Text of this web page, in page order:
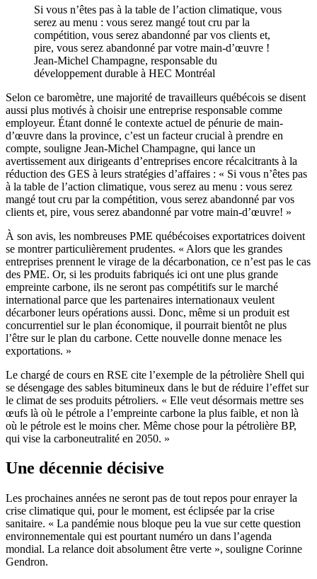
Si vous n’êtes pas à la table de l’action climatique, vous
serez au menu : vous serez mangé tout cru par la
compétition, vous serez abandonné par vos clients et,
pire, vous serez abandonné par votre main-d’œuvre !
Jean-Michel Champagne, responsable du
développement durable à HEC Montréal
Selon ce baromètre, une majorité de travailleurs québécois se disent
aussi plus motivés à choisir une entreprise responsable comme
employeur. Étant donné le contexte actuel de pénurie de main-
d’œuvre dans la province, c’est un facteur crucial à prendre en
compte, souligne Jean-Michel Champagne, qui lance un
avertissement aux dirigeants d’entreprises encore récalcitrants à la
réduction des GES à leurs stratégies d’affaires : « Si vous n’êtes pas
à la table de l’action climatique, vous serez au menu : vous serez
mangé tout cru par la compétition, vous serez abandonné par vos
clients et, pire, vous serez abandonné par votre main-d’œuvre! »
À son avis, les nombreuses PME québécoises exportatrices doivent
se montrer particulièrement prudentes. « Alors que les grandes
entreprises prennent le virage de la décarbonation, ce n’est pas le cas
des PME. Or, si les produits fabriqués ici ont une plus grande
empreinte carbone, ils ne seront pas compétitifs sur le marché
international parce que les partenaires internationaux veulent
décarboner leurs opérations aussi. Donc, même si un produit est
concurrentiel sur le plan économique, il pourrait bientôt ne plus
l’être sur le plan du carbone. Cette nouvelle donne menace les
exportations. »
Le chargé de cours en RSE cite l’exemple de la pétrolière Shell qui
se désengage des sables bitumineux dans le but de réduire l’effet sur
le climat de ses produits pétroliers. « Elle veut désormais mettre ses
œufs là où le pétrole a l’empreinte carbone la plus faible, et non là
où le pétrole est le moins cher. Même chose pour la pétrolière BP,
qui vise la carboneutralité en 2050. »
Une décennie décisive
Les prochaines années ne seront pas de tout repos pour enrayer la
crise climatique qui, pour le moment, est éclipsée par la crise
sanitaire. « La pandémie nous bloque peu la vue sur cette question
environnementale qui est pourtant numéro un dans l’agenda
mondial. La relance doit absolument être verte », souligne Corinne
Gendron.